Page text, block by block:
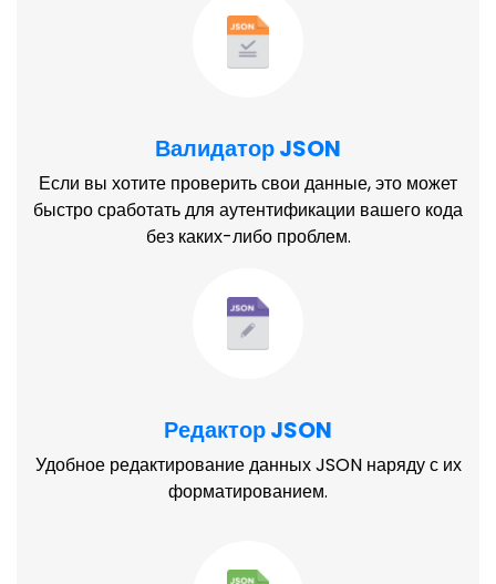
Валидатор JSON
Если вы хотите проверить свои данные, это может
быстро сработать для аутентификации вашего кода
без каких-либо проблем.
Редактор JSON
Удобное редактирование данных JSON наряду с их
форматированием.